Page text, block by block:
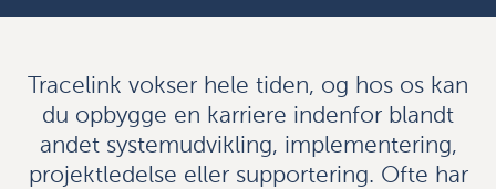
Tracelink vokser hele tiden, og hos os kan
du opbygge en karriere indenfor blandt
andet systemudvikling, implementering,
projektledelse eller supportering. Ofte har